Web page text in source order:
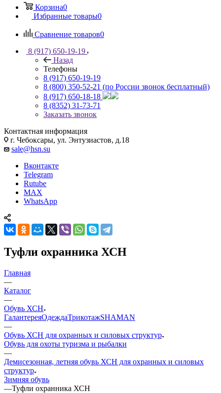
Корзина0
Избранные товары0
Сравнение товаров0
8 (917) 650-19-19
Назад
Телефоны
8 (917) 650-19-19
8 (800) 350-52-21 (по России звонок бесплатный)
8 (917) 650-18-18
8 (8352) 31-73-71
Заказать звонок
Контактная информация
г. Чебоксары, ул. Энтузиастов, д.18
sale@hsn.su
Вконтакте
Telegram
Rutube
MAX
WhatsApp
Туфли охранника ХСН
Главная
—
Каталог
—
Обувь ХСН
ГалантереяОдеждаТрикотажSHAMAN
—
Обувь ХСН для охранных и силовых структур
Обувь для охоты туризма и рыбалки
—
Демисезонная, летняя обувь ХСН для охранных и силовых
структур
Зимняя обувь
—Туфли охранника ХСН